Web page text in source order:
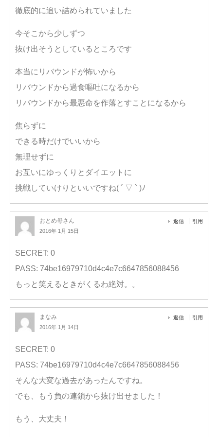
徹底的に追い詰められていました
今そこから少しずつ
抜け出そうとしているところです
本当にリバウンドが怖いから
リバウンドから過食嘔吐になるから
リバウンドから最悪命を作落とすことになるから
焦らずに
できる時だけでいいから
無理せずに
お互いにゆっくりとダイエットに
挑戦していけりといいですね( ´ ▽ ` )ﾉ
おとめ母さん
2016年 1月 15日
返信 引用
SECRET: 0
PASS: 74be16979710d4c4e7c6647856088456
もっと笑えるときがくるわ絶対。。
まなみ
2016年 1月 14日
返信 引用
SECRET: 0
PASS: 74be16979710d4c4e7c6647856088456
そんな大変な過去があったんですね。
でも、もう負の連鎖から抜け出せました！
もう、大丈夫！